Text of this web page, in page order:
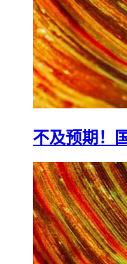
不及预期！